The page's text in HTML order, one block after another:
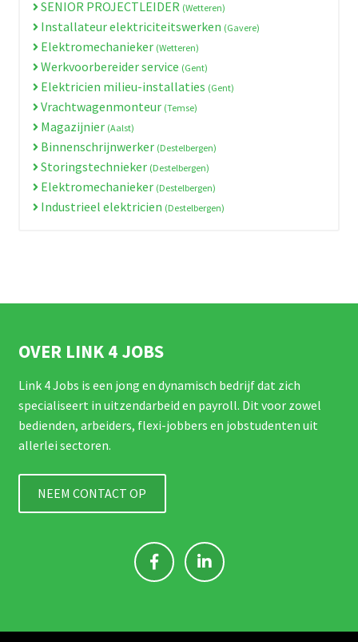
SENIOR PROJECTLEIDER (Wetteren)
Installateur elektriciteitswerken (Gavere)
Elektromechanieker (Wetteren)
Werkvoorbereider service (Gent)
Elektricien milieu-installaties (Gent)
Vrachtwagenmonteur (Temse)
Magazijnier (Aalst)
Binnenschrijnwerker (Destelbergen)
Storingstechnieker (Destelbergen)
Elektromechanieker (Destelbergen)
Industrieel elektricien (Destelbergen)
OVER LINK 4 JOBS
Link 4 Jobs is een jong en dynamisch bedrijf dat zich
specialiseert in uitzendarbeid en payroll. Dit voor zowel
bedienden, arbeiders, flexi-jobbers en jobstudenten uit
allerlei sectoren.
NEEM CONTACT OP